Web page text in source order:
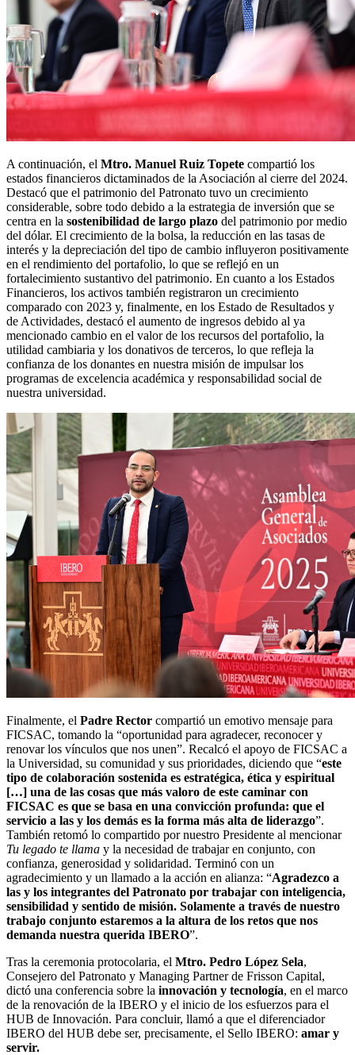
A continuación, el Mtro. Manuel Ruiz Topete compartió los
estados financieros dictaminados de la Asociación al cierre del 2024.
Destacó que el patrimonio del Patronato tuvo un crecimiento
considerable, sobre todo debido a la estrategia de inversión que se
centra en la sostenibilidad de largo plazo del patrimonio por medio
del dólar. El crecimiento de la bolsa, la reducción en las tasas de
interés y la depreciación del tipo de cambio influyeron positivamente
en el rendimiento del portafolio, lo que se reflejó en un
fortalecimiento sustantivo del patrimonio. En cuanto a los Estados
Financieros, los activos también registraron un crecimiento
comparado con 2023 y, finalmente, en los Estado de Resultados y
de Actividades, destacó el aumento de ingresos debido al ya
mencionado cambio en el valor de los recursos del portafolio, la
utilidad cambiaria y los donativos de terceros, lo que refleja la
confianza de los donantes en nuestra misión de impulsar los
programas de excelencia académica y responsabilidad social de
nuestra universidad.
Finalmente, el Padre Rector compartió un emotivo mensaje para
FICSAC, tomando la “oportunidad para agradecer, reconocer y
renovar los vínculos que nos unen”. Recalcó el apoyo de FICSAC a
la Universidad, su comunidad y sus prioridades, diciendo que “este
tipo de colaboración sostenida es estratégica, ética y espiritual
[…] una de las cosas que más valoro de este caminar con
FICSAC es que se basa en una convicción profunda: que el
servicio a las y los demás es la forma más alta de liderazgo”.
También retomó lo compartido por nuestro Presidente al mencionar
Tu legado te llama y la necesidad de trabajar en conjunto, con
confianza, generosidad y solidaridad. Terminó con un
agradecimiento y un llamado a la acción en alianza: “Agradezco a
las y los integrantes del Patronato por trabajar con inteligencia,
sensibilidad y sentido de misión. Solamente a través de nuestro
trabajo conjunto estaremos a la altura de los retos que nos
demanda nuestra querida IBERO”.
Tras la ceremonia protocolaria, el Mtro. Pedro López Sela,
Consejero del Patronato y Managing Partner de Frisson Capital,
dictó una conferencia sobre la innovación y tecnología, en el marco
de la renovación de la IBERO y el inicio de los esfuerzos para el
HUB de Innovación. Para concluir, llamó a que el diferenciador
IBERO del HUB debe ser, precisamente, el Sello IBERO: amar y
servir.